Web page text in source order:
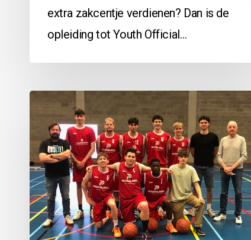
extra zakcentje verdienen? Dan is de
opleiding tot Youth Official…
Zwevezele
HSEA:
69-
54